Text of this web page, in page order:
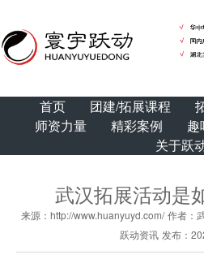
首页 团建/拓展课程
师资力量
精彩案例 趣
关于跃
武汉拓展活动是
来源：http://www.huanyuyd.com/ 作者：
跃动资讯 发布：